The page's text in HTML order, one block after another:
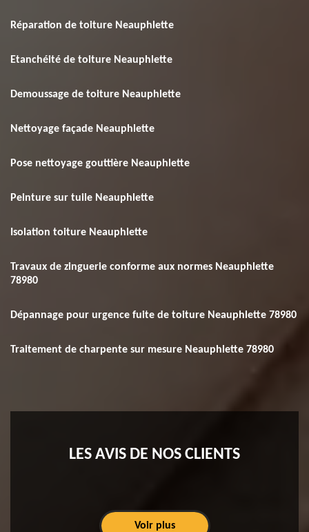
Réparation de toiture Neauphlette
Etanchéité de toiture Neauphlette
Demoussage de toiture Neauphlette
Nettoyage façade Neauphlette
Pose nettoyage gouttière Neauphlette
Peinture sur tuile Neauphlette
Isolation toiture Neauphlette
Travaux de zinguerie conforme aux normes Neauphlette
78980
Dépannage pour urgence fuite de toiture Neauphlette 78980
Traitement de charpente sur mesure Neauphlette 78980
LES AVIS DE NOS CLIENTS
Voir plus